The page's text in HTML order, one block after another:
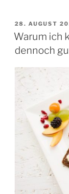
AM
28. AUGUST
Warum ich
dennoch